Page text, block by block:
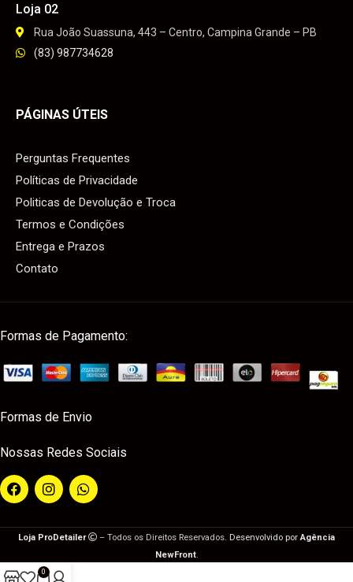
Loja 02
Rua João Suassuna, 443 – Centro, Campina Grande – PB
(83) 987734628
PÁGINAS ÚTEIS
Perguntas Frequentes
Políticas de Privacidade
Politicas de Devolução e Troca
Termos e Condições
Entrega e Prazos
Contato
Formas de Pagamento:
Formas de Envio
Nossas Redes Sociais
Loja ProDetailer – Todos os Direitos Reservados. Desenvolvido por Agência
NewFront.
0